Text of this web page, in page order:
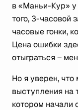
в «Маньи-Кур»
того, 3-часовой
часовые гонки,
Цена ошибки
отыграться –
Но я уверен,
выступления на
котором начали